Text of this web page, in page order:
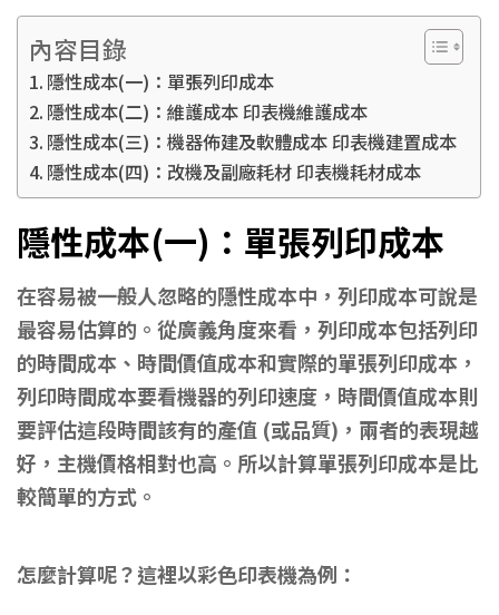
內容目錄
隱性成本(一)：單張列印成本
隱性成本(二)：維護成本 印表機維護成本
隱性成本(三)：機器佈建及軟體成本 印表機建置成本
隱性成本(四)：改機及副廠耗材 印表機耗材成本
隱性成本(一)：單張列印成本
在容易被一般人忽略的隱性成本中，列印成本可說是
最容易估算的。從廣義角度來看，列印成本包括列印
的時間成本、時間價值成本和實際的單張列印成本，
列印時間成本要看機器的列印速度，時間價值成本則
要評估這段時間該有的產值 (或品質)，兩者的表現越
好，主機價格相對也高。所以計算單張列印成本是比
較簡單的方式。
怎麼計算呢？這裡以彩色印表機為例：